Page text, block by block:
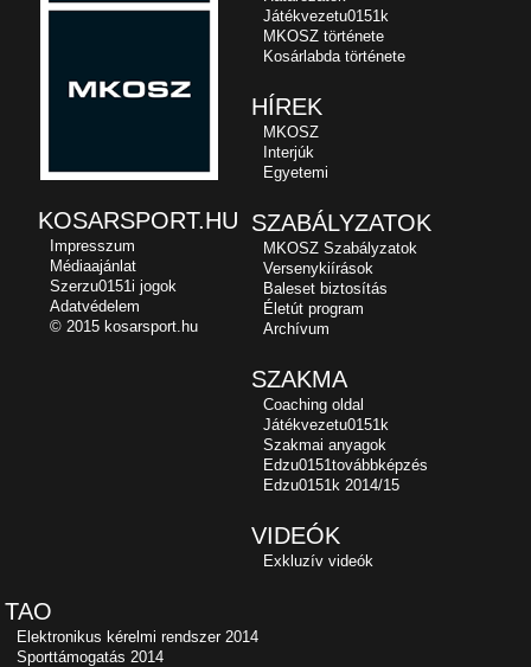
Játékvezetu0151k
MKOSZ története
Kosárlabda története
HÍREK
MKOSZ
Interjúk
Egyetemi
SZABÁLYZATOK
MKOSZ Szabályzatok
Versenykiírások
Baleset biztosítás
Életút program
Archívum
SZAKMA
Coaching oldal
Játékvezetu0151k
Szakmai anyagok
Edzu0151továbbképzés
Edzu0151k 2014/15
VIDEÓK
Exkluzív videók
TAO
Elektronikus kérelmi rendszer 2014
Sporttámogatás 2014
KOSARSPORT.HU
Impresszum
Médiaajánlat
Szerzu0151i jogok
Adatvédelem
© 2015 kosarsport.hu